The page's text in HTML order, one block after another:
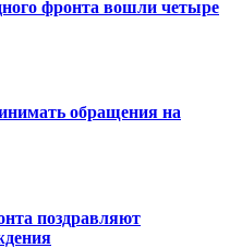
фронта вошли четыре
обращения на
поздравляют